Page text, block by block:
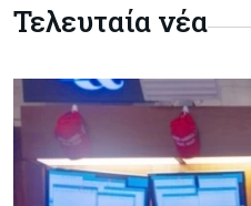
Τελευταία νέα